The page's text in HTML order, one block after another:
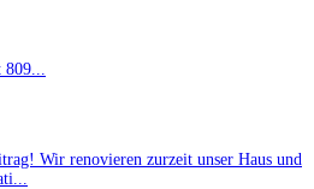
Wir renovieren zurzeit unser Haus und